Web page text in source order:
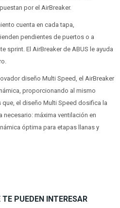
por el AirBreaker.
cuenta en cada tapa,
pendientes de puertos o a
sprint. El AirBreaker de ABUS le ayuda
diseño Multi Speed, el AirBreaker
proporcionando al mismo
el diseño Multi Speed dosifica la
necesario: máxima ventilación en
óptima para etapas llanas y
PUEDEN INTERESAR